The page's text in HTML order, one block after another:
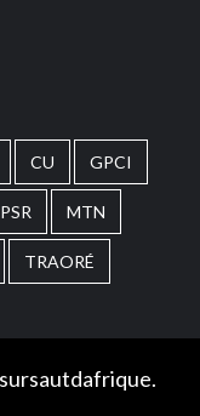
CU GPCI
MTN
TRAORÉ